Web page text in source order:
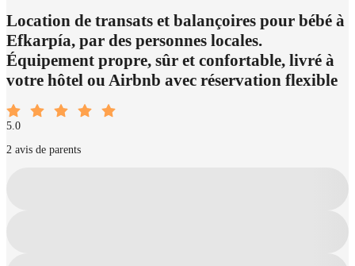
Location de transats et balançoires pour bébé à
Efkarpía, par des personnes locales.
Équipement propre, sûr et confortable, livré à
votre hôtel ou Airbnb avec réservation flexible
5.0
2 avis de parents